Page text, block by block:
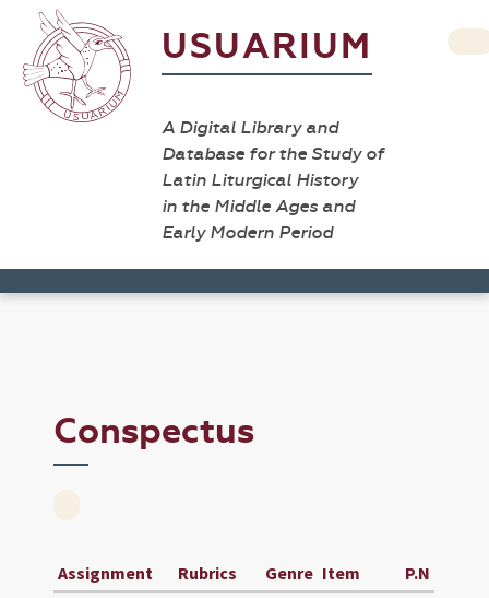
USUARIUM
A Digital Library and
Database for the Study of
Latin Liturgical History
in the Middle Ages and
Early Modern Period
Conspectus
Assignment Rubrics Genre Item
P.N